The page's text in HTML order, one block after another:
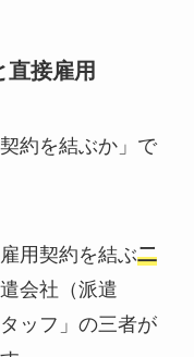
直接雇用
約を結ぶか」で
用契約を結ぶ二
会社（派遣
ッフ」の三者が